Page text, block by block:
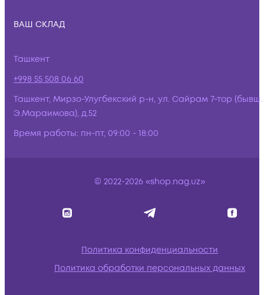
ВАШ СКЛАД
Ташкент
+998 55 508 06 60
Ташкент, Мирзо-Улугбекский р-н, ул. Сайрам 7-тор (бывш.
Э.Мараимова), д.52
Время работы: пн-пт, 09:00 - 18:00
© 2022-2026 «shop.nag.uz»
Политика конфиденциальности
Политика обработки персональных данных